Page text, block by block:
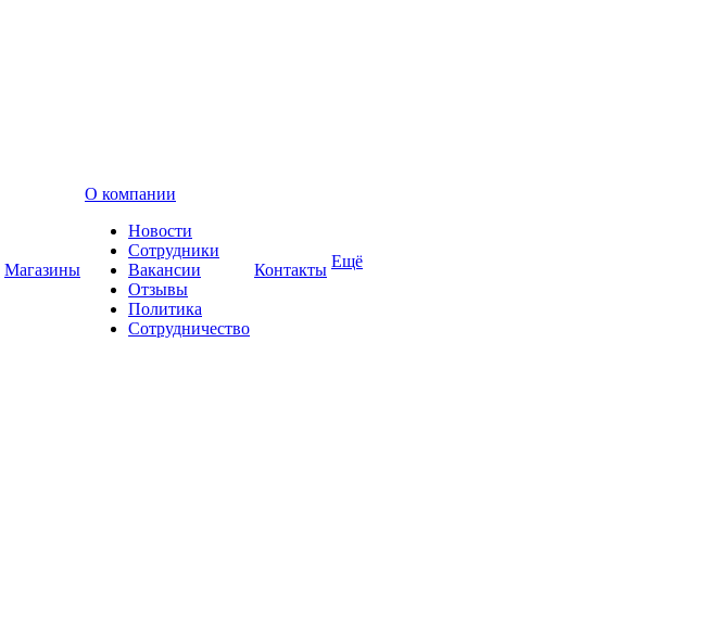
Магазины
О компании
Новости
Сотрудники
Вакансии
Отзывы
Политика
Сотрудничество
Контакты Ещё